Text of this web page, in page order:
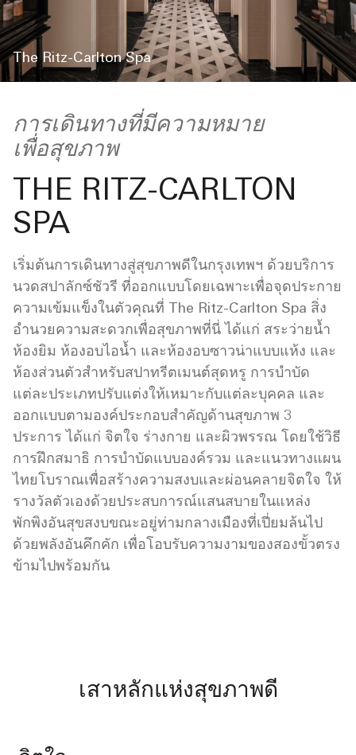
The Ritz-Carlton Spa
การเดินทางที่มีความหมาย
เพื่อสุขภาพ
THE RITZ-CARLTON
SPA
เริ่มต้นการเดินทางสู่สุขภาพดีในกรุงเทพฯ ด้วยบริการ
นวดสปาลักซ์ชัวรี ที่ออกแบบโดยเฉพาะเพื่อจุดประกาย
ความเข้มแข็งในตัวคุณที่ The Ritz-Carlton Spa สิ่ง
อำนวยความสะดวกเพื่อสุขภาพที่นี่ ได้แก่ สระว่ายน้ำ
ห้องยิม ห้องอบไอน้ำ และห้องอบซาวน่าแบบแห้ง และ
ห้องส่วนตัวสำหรับสปาทรีตเมนต์สุดหรู การบำบัด
แต่ละประเภทปรับแต่งให้เหมาะกับแต่ละบุคคล และ
ออกแบบตามองค์ประกอบสำคัญด้านสุขภาพ 3
ประการ ได้แก่ จิตใจ ร่างกาย และผิวพรรณ โดยใช้วิธี
การฝึกสมาธิ การบำบัดแบบองค์รวม และแนวทางแผน
ไทยโบราณเพื่อสร้างความสงบและผ่อนคลายจิตใจ ให้
รางวัลตัวเองด้วยประสบการณ์แสนสบายในแหล่ง
พักพิงอันสุขสงบขณะอยู่ท่ามกลางเมืองที่เปี่ยมล้นไป
ด้วยพลังอันคึกคัก เพื่อโอบรับความงามของสองขั้วตรง
ข้ามไปพร้อมกัน
เสาหลักแห่งสุขภาพดี